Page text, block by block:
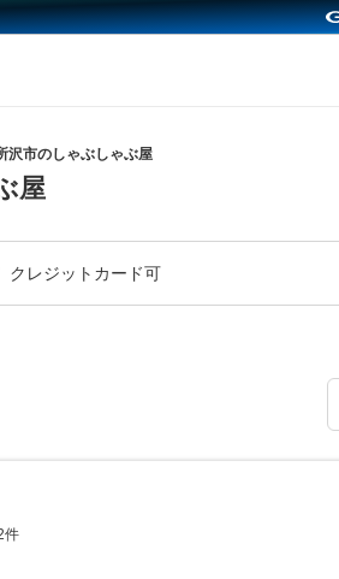
沢市のしゃぶしゃぶ屋
屋
クレジットカード可
件